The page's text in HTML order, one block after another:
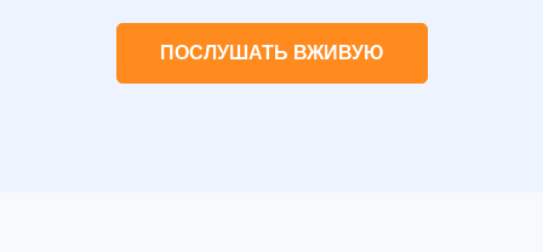
ПОСЛУШАТЬ ВЖИВУЮ